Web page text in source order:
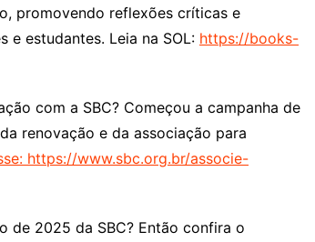
promovendo reflexões críticas e
e estudantes. Leia na SOL: https://books-
com a SBC? Começou a campanha de
renovação e da associação para
https://www.sbc.org.br/associe-
de 2025 da SBC? Então confira o